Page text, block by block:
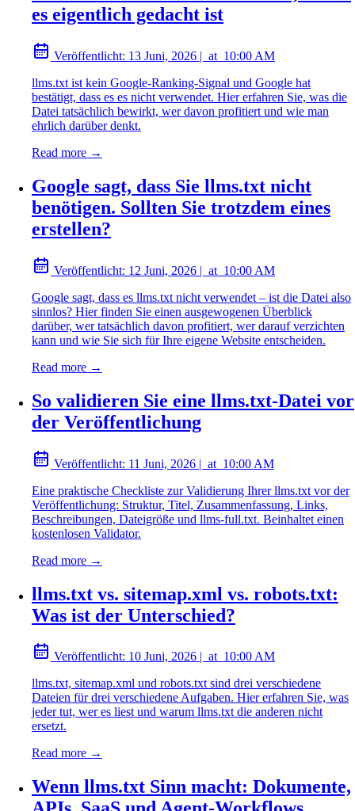
es eigentlich gedacht ist
Veröffentlicht: 13 Juni, 2026 | at 10:00 AM
llms.txt ist kein Google-Ranking-Signal und Google hat
bestätigt, dass es es nicht verwendet. Hier erfahren Sie, was die
Datei tatsächlich bewirkt, wer davon profitiert und wie man
ehrlich darüber denkt.
Read more →
Google sagt, dass Sie llms.txt nicht
benötigen. Sollten Sie trotzdem eines
erstellen?
Veröffentlicht: 12 Juni, 2026 | at 10:00 AM
Google sagt, dass es llms.txt nicht verwendet – ist die Datei also
sinnlos? Hier finden Sie einen ausgewogenen Überblick
darüber, wer tatsächlich davon profitiert, wer darauf verzichten
kann und wie Sie sich für Ihre eigene Website entscheiden.
Read more →
So validieren Sie eine llms.txt-Datei vor
der Veröffentlichung
Veröffentlicht: 11 Juni, 2026 | at 10:00 AM
Eine praktische Checkliste zur Validierung Ihrer llms.txt vor der
Veröffentlichung: Struktur, Titel, Zusammenfassung, Links,
Beschreibungen, Dateigröße und llms-full.txt. Beinhaltet einen
kostenlosen Validator.
Read more →
llms.txt vs. sitemap.xml vs. robots.txt:
Was ist der Unterschied?
Veröffentlicht: 10 Juni, 2026 at 10:00 AM
llms.txt, sitemap.xml und robots.txt sind drei verschiedene
Dateien für drei verschiedene Aufgaben. Hier erfahren Sie, was
jeder tut, wer es liest und warum llms.txt die anderen nicht
ersetzt.
Read more →
Wenn llms.txt Sinn macht: Dokumente,